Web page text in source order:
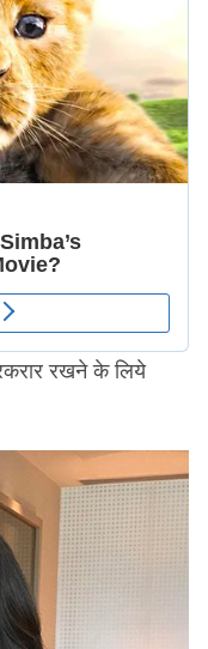
रखने के लिये